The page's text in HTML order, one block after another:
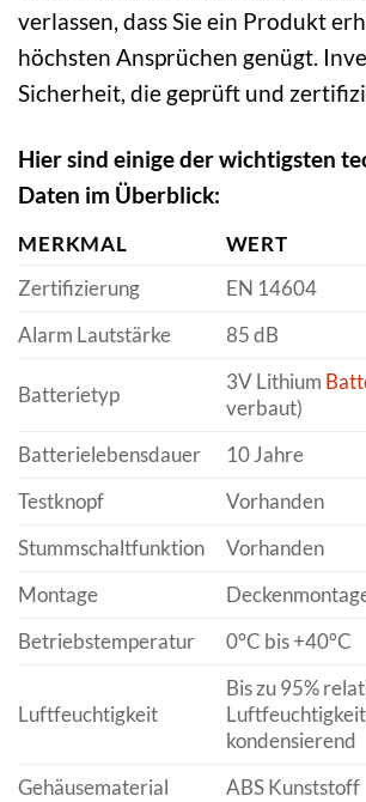
verlassen, dass Sie ein Produkt
höchsten Ansprüchen genügt.
Sicherheit, die geprüft und
Hier sind einige der wichtigsten
Daten im Überblick:
MERKMAL
WERT
Zertifizierung
EN 14604
Alarm Lautstärke
85 dB
Batterietyp
3V Lithium
verbaut)
Batterielebensdauer
10 Jahre
Testknopf
Vorhanden
Stummschaltfunktion
Vorhanden
Montage
Betriebstemperatur
0°C bis +40°C
Luftfeuchtigkeit
Bis zu 95%
kondensierend
Gehäusematerial
ABS Kunststoff